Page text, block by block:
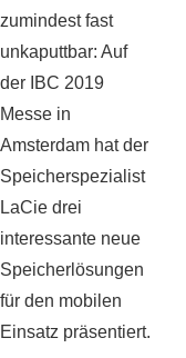
zumindest fast
unkaputtbar: Auf
der IBC 2019
Messe in
Amsterdam hat der
Speicherspezialist
LaCie drei
interessante neue
Speicherlösungen
für den mobilen
Einsatz präsentiert.